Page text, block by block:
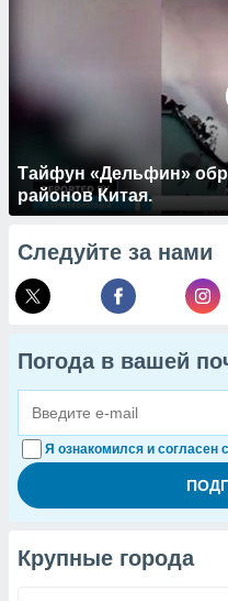
Тайфун «Дельфин»
районов Китая.
Следуйте за нами
Погода в вашей
Я ознакомился и согласен
Крупные города